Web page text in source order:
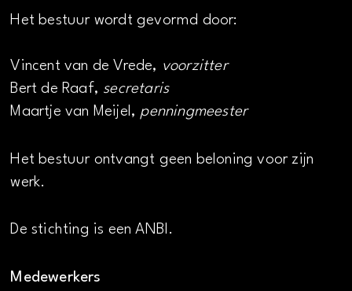
Het bestuur wordt gevormd door:
Vincent van de Vrede, voorzitter
Bert de Raaf, secretaris
Maartje van Meijel, penningmeester
Het bestuur ontvangt geen beloning voor zijn
werk.
De stichting is een ANBI.
Medewerkers